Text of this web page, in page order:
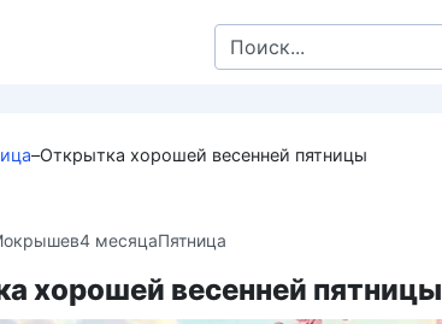
Search
for:
–Открытка хорошей весенней пятницы
4 месяцаПятница
хорошей весенней пятницы